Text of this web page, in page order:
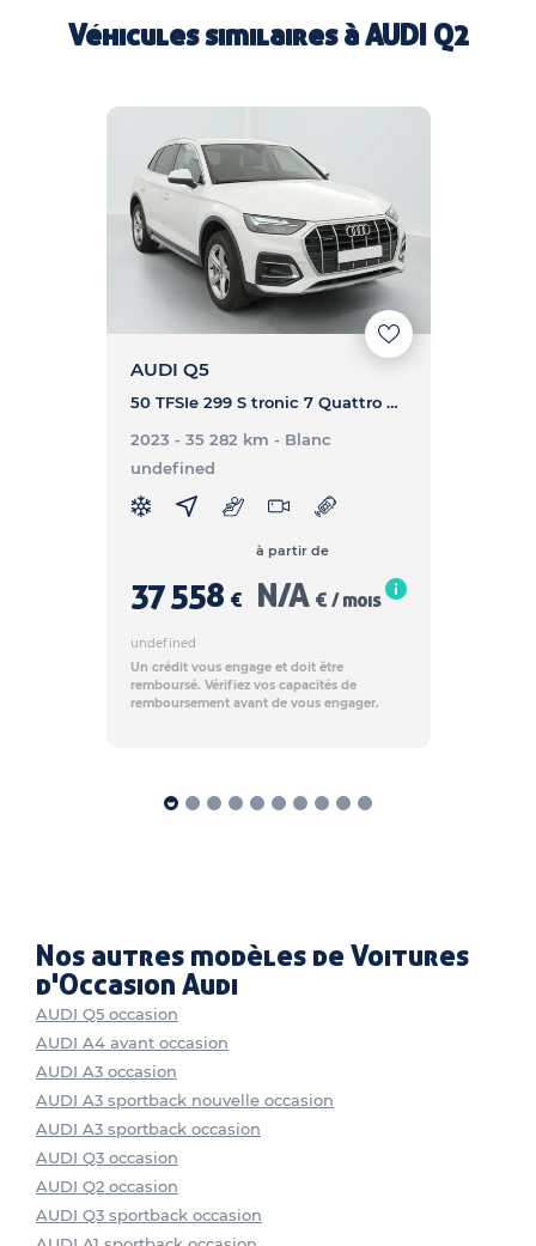
Véhicules similaires àAUDI Q2
AUDI Q5
50 TFSIe 299 S tronic 7 Quattro Business Executive - Q5 50 TFSIe 299 S tronic 7 Quattro Business Executive
2023 - 35 282 km - Blanc
undefined
37 558 €
à partir de
N/A € / mois
undefined
Un crédit vous engage et doit être
remboursé. Vérifiez vos capacités de
remboursement avant de vous engager.
Nos autres modèles de Voitures
d'Occasion Audi
AUDI Q5 occasion
AUDI A4 avant occasion
AUDI A3 occasion
AUDI A3 sportback nouvelle occasion
AUDI A3 sportback occasion
AUDI Q3 occasion
AUDI Q2 occasion
AUDI Q3 sportback occasion